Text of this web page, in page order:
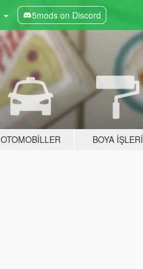
5mods on Discord
OTOMOBILLER BOYA İŞLERI